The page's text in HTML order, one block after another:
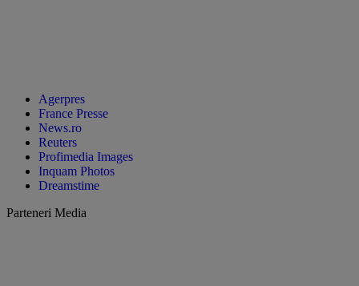
Agerpres
France Presse
News.ro
Reuters
Profimedia Images
Inquam Photos
Dreamstime
Parteneri Media